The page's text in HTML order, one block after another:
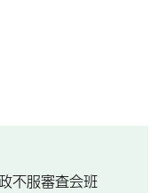
不服審査会班